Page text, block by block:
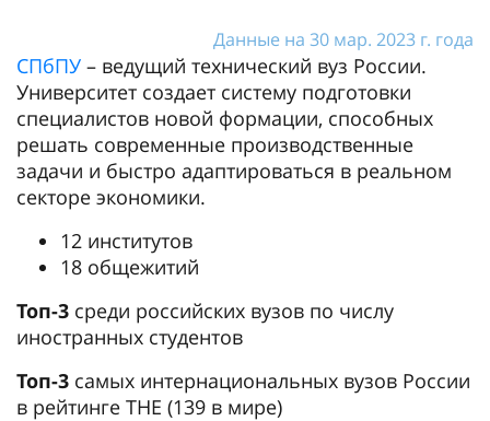
Данные на 30 мар. 2023 г. года
СПбПУ – ведущий технический вуз России.
Университет создает систему подготовки
специалистов новой формации, способных
решать современные производственные
задачи и быстро адаптироваться в реальном
секторе экономики.
12 институтов
18 общежитий
Топ-3 среди российских вузов по числу
иностранных студентов
Топ-3 самых интернациональных вузов России
в рейтинге THE (139 в мире)